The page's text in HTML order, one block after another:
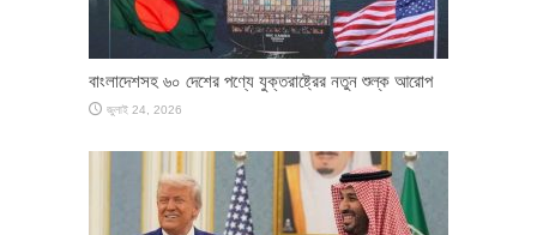
বাংলাদেশসহ ৬০ দেশের পণ্যে যুক্তরাষ্ট্রের নতুন শুল্ক আরোপ
জুলাই 24, 2026